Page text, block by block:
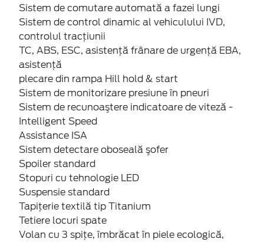
Sistem de comutare automată a fazei lungi
Sistem de control dinamic al vehiculului IVD,
controlul tracțiunii
TC, ABS, ESC, asistență frânare de urgență EBA,
asistență
plecare din rampa Hill hold & start
Sistem de monitorizare presiune în pneuri
Sistem de recunoaştere indicatoare de viteză -
Intelligent Speed
Assistance ISA
Sistem detectare oboseală şofer
Spoiler standard
Stopuri cu tehnologie LED
Suspensie standard
Tapiţerie textilă tip Titanium
Tetiere locuri spate
Volan cu 3 spițe, îmbrăcat în piele ecologică,